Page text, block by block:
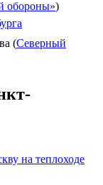
обороны»)
(Северный
на теплоходе